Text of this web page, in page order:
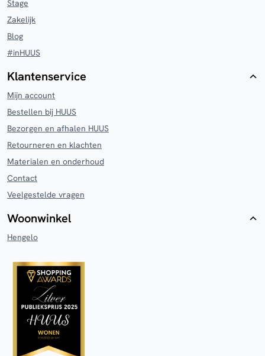
Stage
Zakelijk
Blog
#inHUUS
Klantenservice
Mijn account
Bestellen bij HUUS
Bezorgen en afhalen HUUS
Retourneren en klachten
Materialen en onderhoud
Contact
Veelgestelde vragen
Woonwinkel
Hengelo